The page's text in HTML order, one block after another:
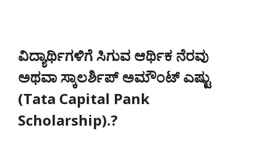
ವಿದ್ಯಾರ್ಥಿಗಳಿಗೆ ಸಿಗುವ ಆರ್ಥಿಕ ನೆರವು
ಅಥವಾ ಸ್ಕಾಲರ್ಶಿಪ್ ಅಮೌಂಟ್ ಎಷ್ಟು
(Tata Capital Pank
Scholarship).?